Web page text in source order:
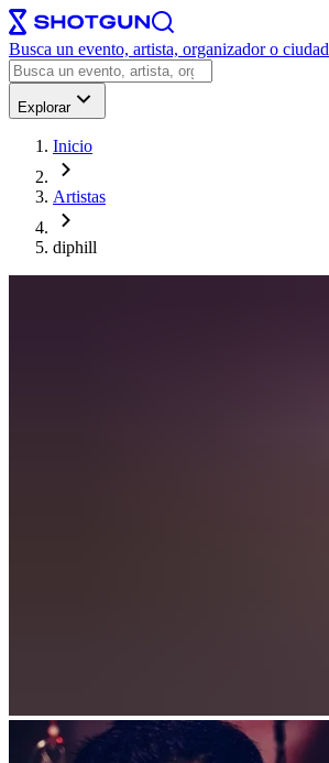
Busca un evento, artista, organizador o ciudad
Explorar
Inicio
Artistas
diphill